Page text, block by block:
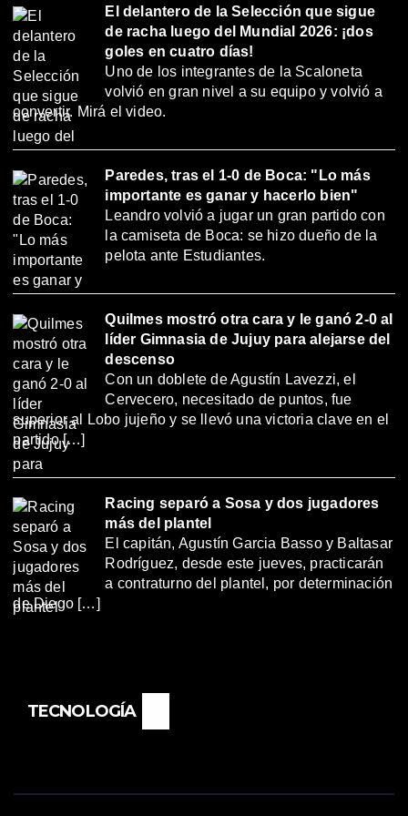
El delantero de la Selección que sigue
de racha luego del Mundial 2026: ¡dos
goles en cuatro días!
Uno de los integrantes de la Scaloneta
volvió en gran nivel a su equipo y volvió a
convertir. Mirá el video.
Paredes, tras el 1-0 de Boca: "Lo más
importante es ganar y hacerlo bien"
Leandro volvió a jugar un gran partido con
la camiseta de Boca: se hizo dueño de la
pelota ante Estudiantes.
Quilmes mostró otra cara y le ganó 2-0 al
líder Gimnasia de Jujuy para alejarse del
descenso
Con un doblete de Agustín Lavezzi, el
Cervecero, necesitado de puntos, fue
superior al Lobo jujeño y se llevó una victoria clave en el
partido […]
Racing separó a Sosa y dos jugadores
más del plantel
El capitán, Agustín Garcia Basso y Baltasar
Rodríguez, desde este jueves, practicarán
a contraturno del plantel, por determinación
de Diego […]
TECNOLOGÍA